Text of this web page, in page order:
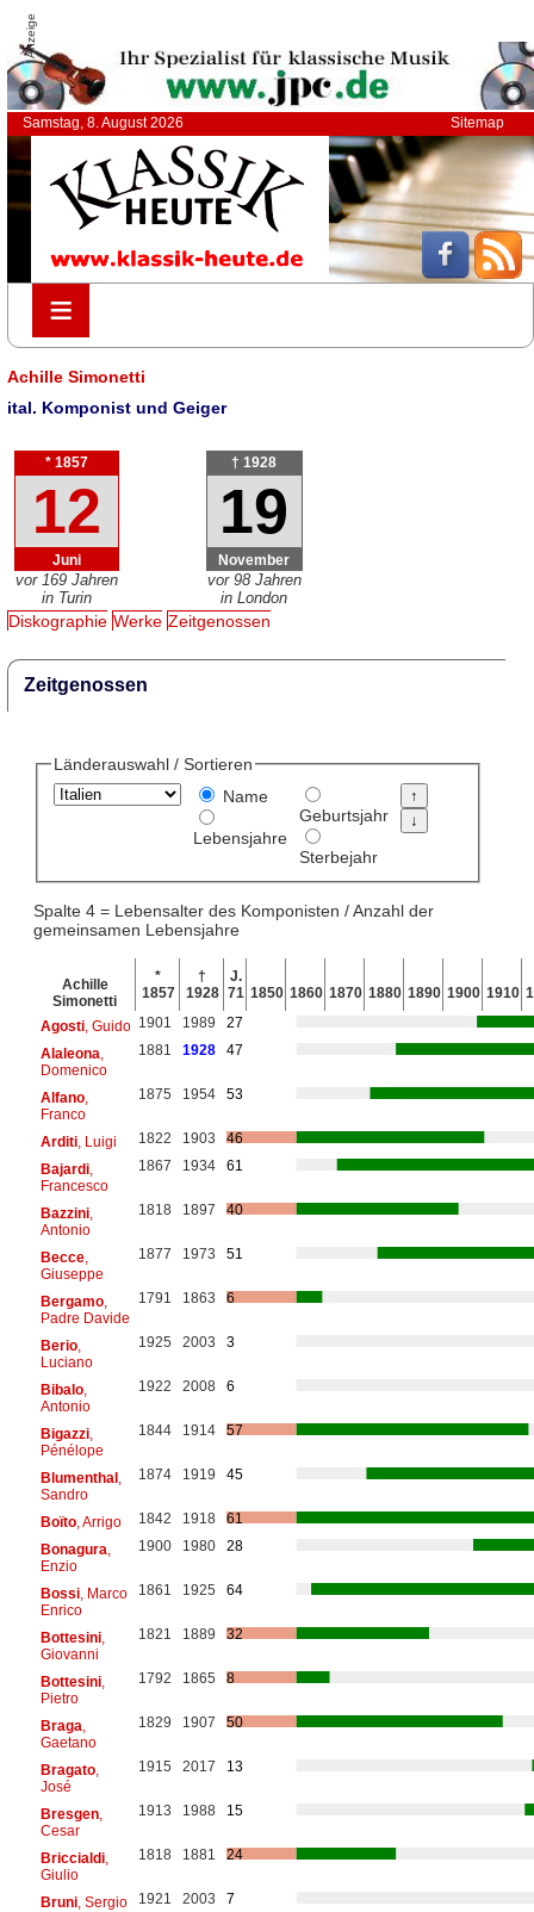
Anzeige
Samstag, 8. August 2026 Sitemap
≡
≡
Achille Simonetti
ital. Komponist und Geiger
* 1857
12
Juni
vor 169 Jahren
in Turin
† 1928
19
November
vor 98 Jahren
in London
Diskographie Werke Zeitgenossen
Zeitgenossen
Länderauswahl / Sortieren
Name
Lebensjahre
Geburtsjahr
Sterbejahr
Spalte 4 = Lebensalter des Komponisten / Anzahl der
gemeinsamen Lebensjahre
Achille
Simonetti
*
1857
†
1928
J.
71 1850 1860 1870 1880 1890 1900 1910
Agosti, Guido 1901 1989
27
Alaleona
Domenico
1881 1928 47
Alfano,
Franco
1875 1954 53
Arditi, Luigi 1822 1903
46
Bajardi,
Francesco
1867 1934 61
Bazzini,
Antonio
1818 1897 40
Becce,
Giuseppe
1877 1973 51
Bergamo,
Padre Davide
1791 1863 6
Berio,
Luciano
1925 2003 3
Bibalo,
Antonio
1922 2008 6
Bigazzi,
Pénélope
1844 1914 57
Blumenthal,
Sandro
1874 1919 45
Boïto, Arrigo 1842 1918
61
Bonagura
Enzio
1900 1980 28
Bossi, Marco
Enrico
1861 1925 64
Bottesini,
Giovanni
1821 1889 32
Bottesini,
Pietro
1792 1865 8
Braga
Gaetano
1829 1907 50
Bragato,
José
1915 2017 13
Bresgen,
Cesar
1913 1988 15
Briccialdi,
Giulio
1818 1881 24
Bruni, Sergio 1921 2003
7